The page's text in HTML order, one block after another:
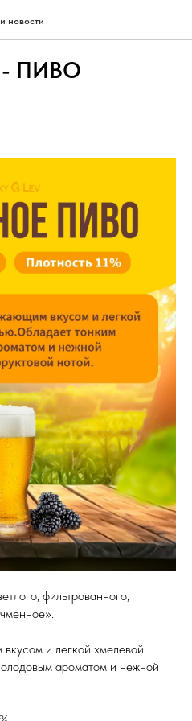
новости
ПИВО
фильтрованного,
и легкой хмелевой
ароматом и нежной